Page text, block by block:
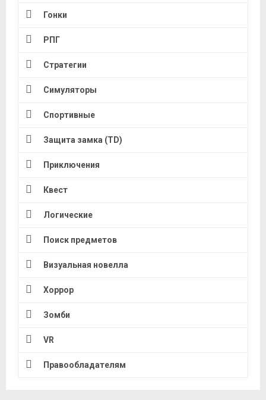
Гонки
РПГ
Стратегии
Симуляторы
Спортивные
Защита замка (TD)
Приключения
Квест
Логические
Поиск предметов
Визуальная новелла
Хоррор
Зомби
VR
Правообладателям